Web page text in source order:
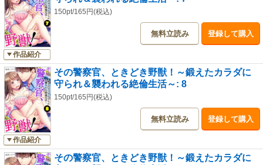
作品紹介
150pt/165円(税込)
無料立読み 登録して購入
作品紹介
その警察官、ときどき野獣！～鍛えたカラダに
守られ＆襲われる絶倫生活～: 8
150pt/165円(税込)
無料立読み 登録して購入
その警察官、ときどき野獣！～鍛えたカラダに